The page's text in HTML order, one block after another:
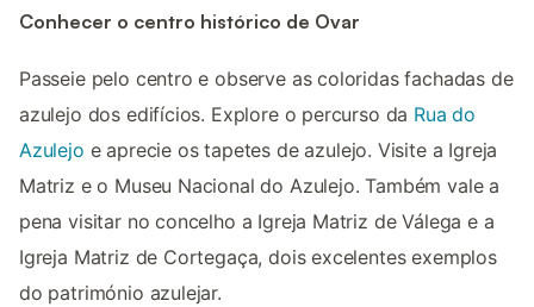
Conhecer o centro histórico de Ovar
Passeie pelo centro e observe as coloridas fachadas de
azulejo dos edifícios. Explore o percurso da Rua do
Azulejo e aprecie os tapetes de azulejo. Visite a Igreja
Matriz e o Museu Nacional do Azulejo. Também vale a
pena visitar no concelho a Igreja Matriz de Válega e a
Igreja Matriz de Cortegaça, dois excelentes exemplos
do património azulejar.